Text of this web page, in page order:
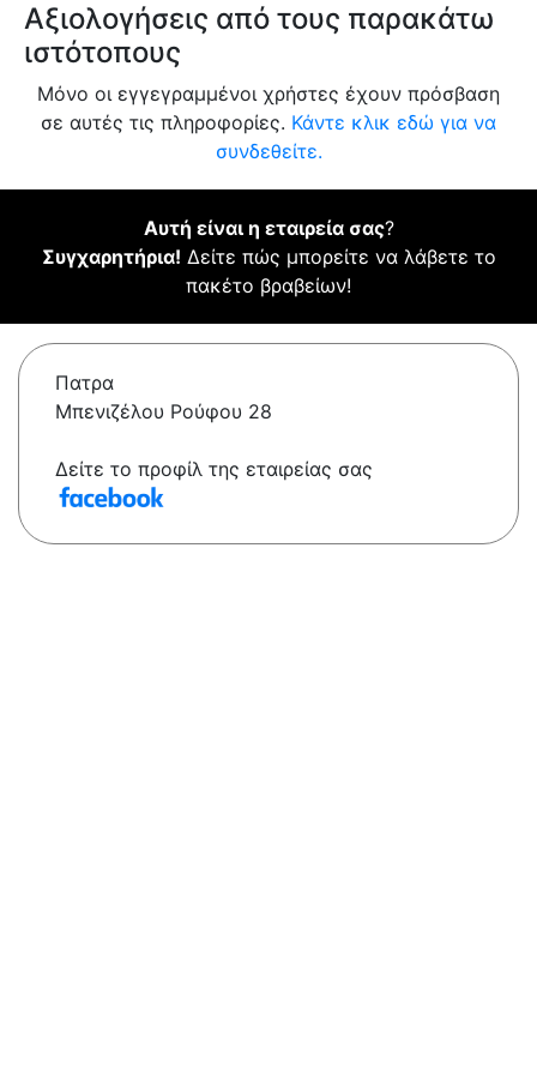
Αξιολογήσεις από τους παρακάτω
ιστότοπους
Μόνο οι εγγεγραμμένοι χρήστες έχουν πρόσβαση
σε αυτές τις πληροφορίες. Κάντε κλικ εδώ για να
συνδεθείτε.
Αυτή είναι η εταιρεία σας?
Συγχαρητήρια! Δείτε πώς μπορείτε να λάβετε το
πακέτο βραβείων!
Πατρα
Μπενιζέλου Ρούφου 28
Δείτε το προφίλ της εταιρείας σας